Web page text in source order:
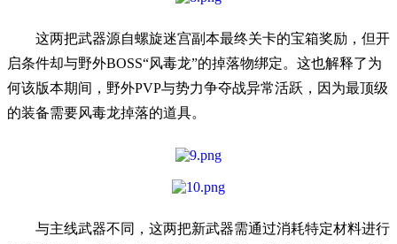
这两把武器源自螺旋迷宫副本最终关卡的宝箱奖励，但开
启条件却与野外BOSS“风毒龙”的掉落物绑定。这也解释了为
何该版本期间，野外PVP与势力争夺战异常活跃，因为最顶级
的装备需要风毒龙掉落的道具。
与主线武器不同，这两把新武器需通过消耗特定材料进行